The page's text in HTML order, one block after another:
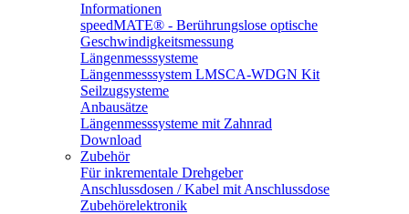
Informationen
speedMATE® - Berührungslose optische
Geschwindigkeitsmessung
Längenmesssysteme
Längenmesssystem LMSCA-WDGN Kit
Seilzugsysteme
Anbausätze
Längenmesssysteme mit Zahnrad
Download
Zubehör
Für inkrementale Drehgeber
Anschlussdosen / Kabel mit Anschlussdose
Zubehörelektronik